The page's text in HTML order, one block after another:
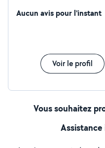
soigné. Je fais également
Aucun avis pour l'instant
Voir le profil
Vous souhaitez